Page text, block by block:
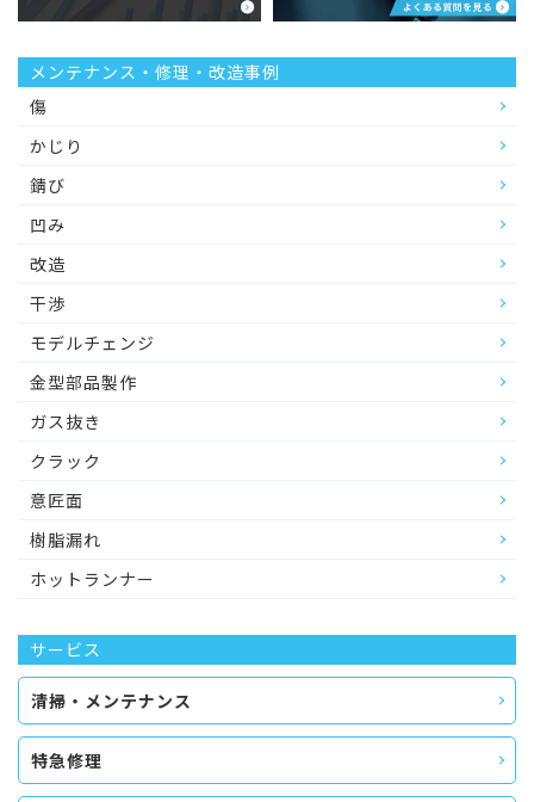
メンテナンス・修理・改造事例
傷
かじり
錆び
凹み
改造
干渉
モデルチェンジ
金型部品製作
ガス抜き
クラック
意匠面
樹脂漏れ
ホットランナー
サービス
清掃・メンテナンス
特急修理